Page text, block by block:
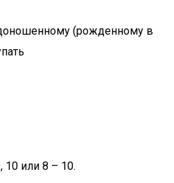
(рожденному в
10 или 8 – 10.